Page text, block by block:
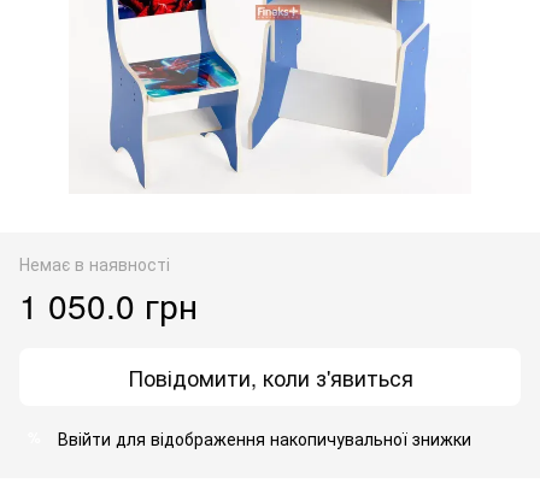
Немає в наявності
1 050.0 грн
Повідомити, коли з'явиться
Ввійти для відображення накопичувальної знижки